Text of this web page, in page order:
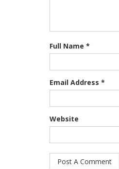
Full Name *
Email Address *
Website